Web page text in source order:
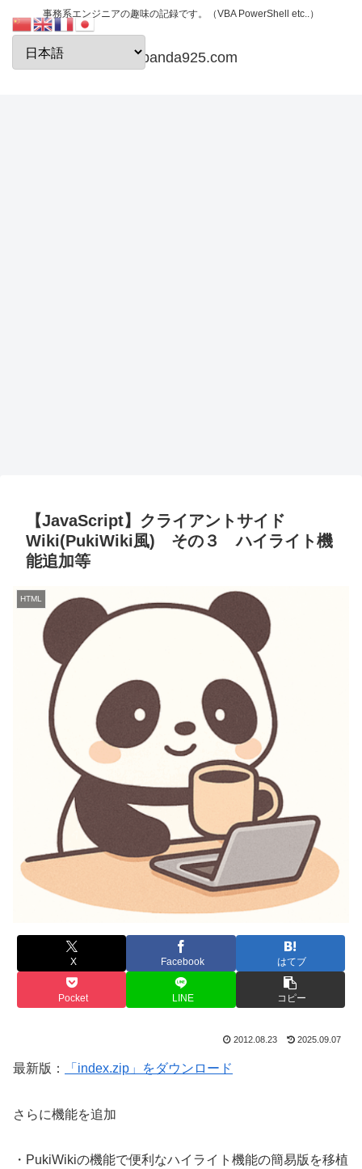
事務系エンジニアの趣味の記録です。（VBA PowerShell etc..）
papanda925.com
【JavaScript】クライアントサイド
Wiki(PukiWiki風) その３ ハイライト機
能追加等
HTML
X Facebook はてブ
Pocket LINE コピー
2012.08.23 2025.09.07
最新版： 「index.zip」をダウンロード
さらに機能を追加
・PukiWikiの機能で便利なハイライト機能の簡易版を移植